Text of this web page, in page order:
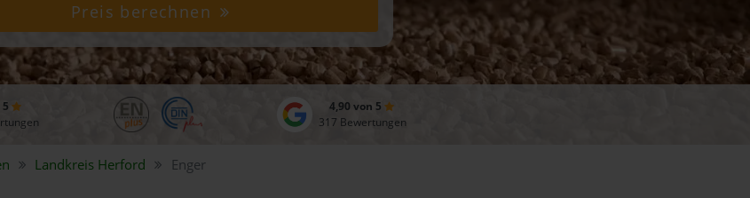
Preis berechnen
4,90 von 5
317 Bewertungen
Landkreis Herford Enger